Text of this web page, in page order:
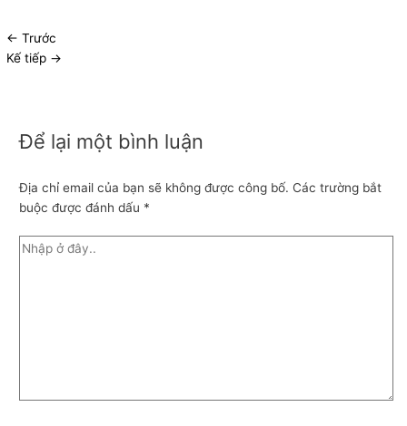
← Trước
Kế tiếp →
Để lại một bình luận
Địa chỉ email của bạn sẽ không được công bố. Các trường bắt
buộc được đánh dấu *